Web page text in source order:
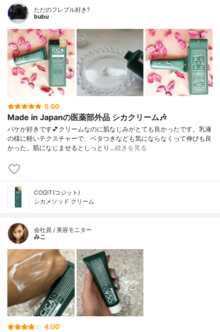
ただのフレブル好き?
bubu
5.00
Made in Japanの医薬部外品 シカクリーム🎶
パケが好きです💕クリームなのに肌なじみがとても良かったです。乳液
の様に軽いテクスチャーで、ベタつきなども気にならなくって伸びも良
かった。肌になじませるとしっとり…続きを見る
COGIT(コジット)
シカメソッド クリーム
会社員 / 美容モニター
みこ
4.00